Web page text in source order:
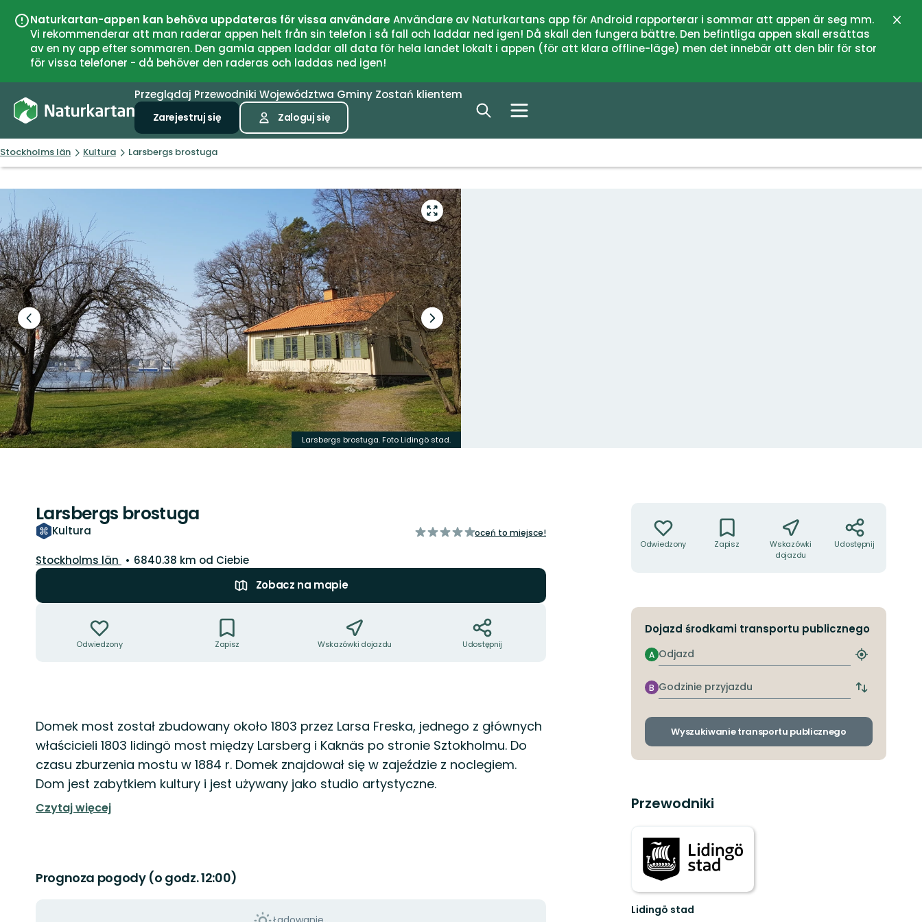
Naturkartan-appen kan behöva uppdateras för vissa användareAnvändare av Naturkartans app för Android rapporterar i sommar att appen är seg mm.
Vi rekommenderar att man raderar appen helt från sin telefon i så fall och laddar ned igen! Då skall den fungera bättre. Den befintliga appen skall ersättas
av en ny app efter sommaren. Den gamla appen laddar all data för hela landet lokalt i appen (för att klara offline-läge) men det innebär att den blir för stor
för vissa telefoner - då behöver den raderas och laddas ned igen!
Przeglądaj Przewodniki Województwa Gminy Zostań klientem
Zarejestruj się Zaloguj się
Stockholms län Kultura Larsbergs brostuga
Przejdź
do
trybu
pełnoekranowego
Poprzedni
slajd
Następny
slajd
Larsbergs brostuga. Foto Lidingö stad.
Larsbergs brostuga
Kultura
z
oceń to miejsce!
Województwo:
Stockholms län
6840.38 km od Ciebie
Zobacz na mapie
Odwiedzony Zapisz Wskazówki dojazdu Udostępnij
Opis
Domek most został zbudowany około 1803 przez Larsa Freska, jednego z głównych
właścicieli 1803 lidingö most między Larsberg i Kaknäs po stronie Sztokholmu. Do
czasu zburzenia mostu w 1884 r. Domek znajdował się w zajeździe z noclegiem.
Dom jest zabytkiem kultury i jest używany jako studio artystyczne.
Czytaj więcej
Prognoza pogody (o godz. 12:00)
Odwiedzony Zapisz
Wskazówki
dojazdu
Udostępnij
Dojazd środkami transportu publicznego
Odjazd
A
Znajdź
przystanek
Godzinie
przyjazdu
B
Zmiana
odjazdu
przyjazdu
Wyszukiwanie transportu publicznego
Przewodniki
Lidingö stad